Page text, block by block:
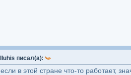
Iluhis писал(а):
если в этой стране что-то работает,